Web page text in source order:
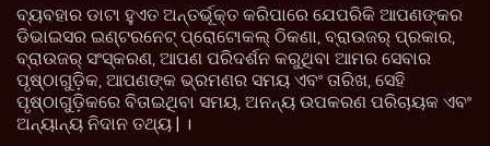
ବ୍ୟବହାର ଡାଟା ହୁଏତ ଅନ୍ତର୍ଭୂକ୍ତ କରିପାରେ ଯେପରିକି ଆପଣଙ୍କର
ଡିଭାଇସର ଇଣ୍ଟରନେଟ୍ ପ୍ରୋଟୋକଲ୍ ଠିକଣା, ବ୍ରାଉଜର୍ ପ୍ରକାର,
ବ୍ରାଉଜର୍ ସଂସ୍କରଣ, ଆପଣ ପରିଦର୍ଶନ କରୁଥିବା ଆମର ସେବାର
ପୃଷ୍ଠାଗୁଡ଼ିକ, ଆପଣଙ୍କ ଭ୍ରମଣର ସମୟ ଏବଂ ତାରିଖ, ସେହି
ପୃଷ୍ଠାଗୁଡ଼ିକରେ ବିତାଇଥିବା ସମୟ, ଅନନ୍ୟ ଉପକରଣ ପରିଚାୟକ ଏବଂ
ଅନ୍ୟାନ୍ୟ ନିଦାନ ତଥ୍ୟ | ।